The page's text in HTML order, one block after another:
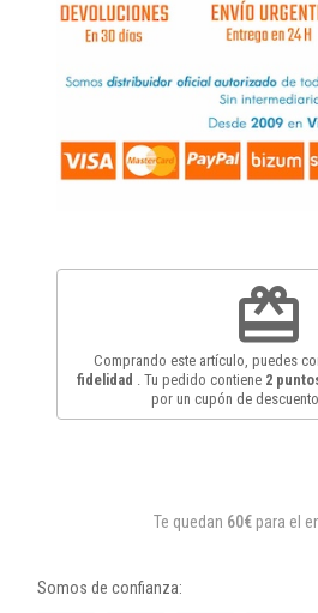
redeem
Comprando este artículo, puedes
fidelidad
. Tu pedido contiene 2
por un cupón de
Te quedan 60€ para el
Somos de confianza: